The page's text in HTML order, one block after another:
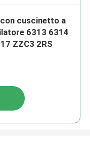
cuscinetto a
6313 6314
ZZC3 2RS